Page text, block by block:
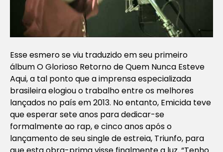
Esse esmero se viu traduzido em seu primeiro
álbumO Glorioso Retorno de Quem Nunca Esteve
Aqui, a tal ponto que a imprensa especializada
brasileira elogiou o trabalho entre os melhores
lançados no país em 2013. No entanto, Emicida teve
que esperar sete anos para dedicar-se
formalmente ao rap, e cinco anos após o
lançamento de seu single de estreia, Triunfo, para